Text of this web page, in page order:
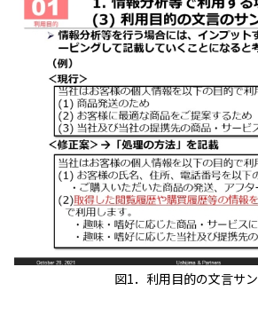
図1．利用目的の文言サ